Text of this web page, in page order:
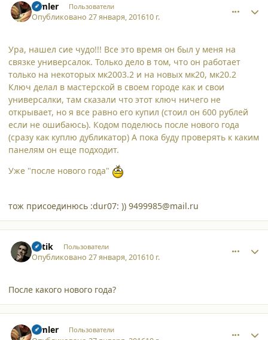
dimler Пользователи
Опубликовано27 января, 201610 г.
Ура, нашел сие чудо!!! Все это время он был у меня на
связке универсалок. Только дело в том, что он работает
только на некоторых мк2003.2 и на новых мк20, мк20.2
Ключ делал в мастерской в своем городе как и свои
универсалки, там сказали что этот ключ ничего не
открывает, но я все равно его купил (стоил он 600 рублей
если не ошибаюсь). Кодом поделюсь после нового года
(сразу как куплю дубликатор) А пока буду проверять к каким
панелям он еще подходит.
Уже "после нового года"
тож присоединюсь :dur07: )) 9499985@mail.ru
natik Пользователи
Опубликовано27 января, 201610 г.
После какого нового года?
dimler Пользователи